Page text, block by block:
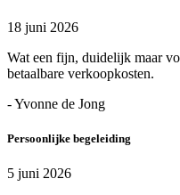
18 juni 2026
Wat een fijn, duidelijk maar
betaalbare verkoopkosten.
- Yvonne de Jong
Persoonlijke begeleiding
5 juni 2026